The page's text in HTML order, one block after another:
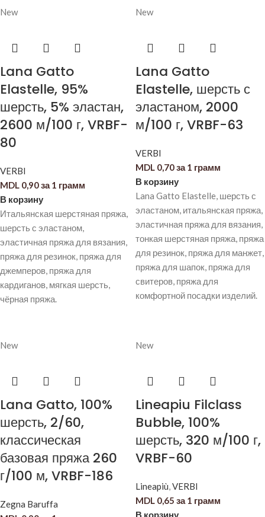
New
Lana Gatto
Elastelle, 95%
шерсть, 5% эластан,
2600 м/100 г, VRBF-
80
VERBI
MDL 0,90за 1 грамм
В корзину
Итальянская шерстяная пряжа,
шерсть с эластаном,
эластичная пряжа для вязания,
пряжа для резинок, пряжа для
джемперов, пряжа для
кардиганов, мягкая шерсть,
чёрная пряжа.
New
Lana Gatto
Elastelle, шерсть с
эластаном, 2000
м/100 г, VRBF-63
VERBI
MDL 0,70за 1 грамм
В корзину
Lana Gatto Elastelle, шерсть с
эластаном, итальянская пряжа,
эластичная пряжа для вязания,
тонкая шерстяная пряжа, пряжа
для резинок, пряжа для манжет,
пряжа для шапок, пряжа для
свитеров, пряжа для
комфортной посадки изделий.
New
Lana Gatto, 100%
шерсть, 2/60,
классическая
базовая пряжа 260
г/100 м, VRBF-186
Zegna Baruffa
New
Lineapiu Filclass
Bubble, 100%
шерсть, 320 м/100 г,
VRBF-60
Lineapiù,VERBI
MDL 0,65 за 1 грамм
В корзину